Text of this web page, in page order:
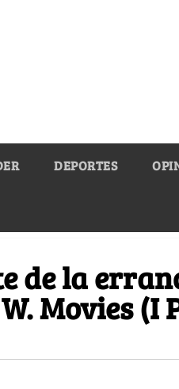
DEPORTES
de la
Movies (I